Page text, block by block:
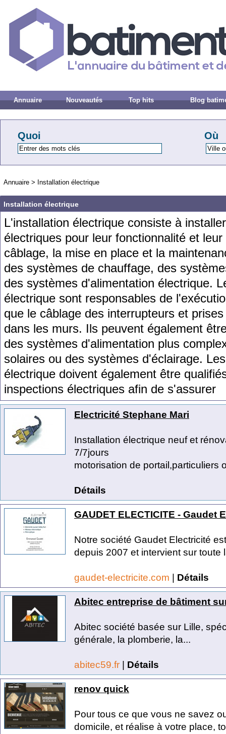
Annuaire Nouveautés Top hits Blog
Quoi Où
Annuaire > Installation électrique
Installation électrique
L'installation électrique consiste àinstaller
électriques pour leur fonctionnalité et leur
câblage, lamise en place et la
des systèmes de chauffage, des systè
des systèmes d'alimentation électrique.
électrique sont responsables de l'exéc
que le câblage des interrupteurs et prises
dans les murs. Ils peuvent également ê
des systèmes d'alimentation plus
solaires ou des systèmes d'éclairage. Les
électrique doivent également être qualifi
inspections électriques afin de s'assurer
Electricité Stephane Mari
Installation électrique neuf et
7/7jours
motorisation de portail,particuliers
Détails
GAUDET ELECTICITE - Gaudet
Notre société Gaudet Electricité
depuis 2007 et intervient sur toute
gaudet-electricite.com | Détails
Abitec entreprise de bâtiment
Abitec société basée sur Lille,
générale, la plomberie, la...
abitec59.fr | Détails
renov quick
Pour tous ce que vous ne savez
domicile, et réalise à votre place,